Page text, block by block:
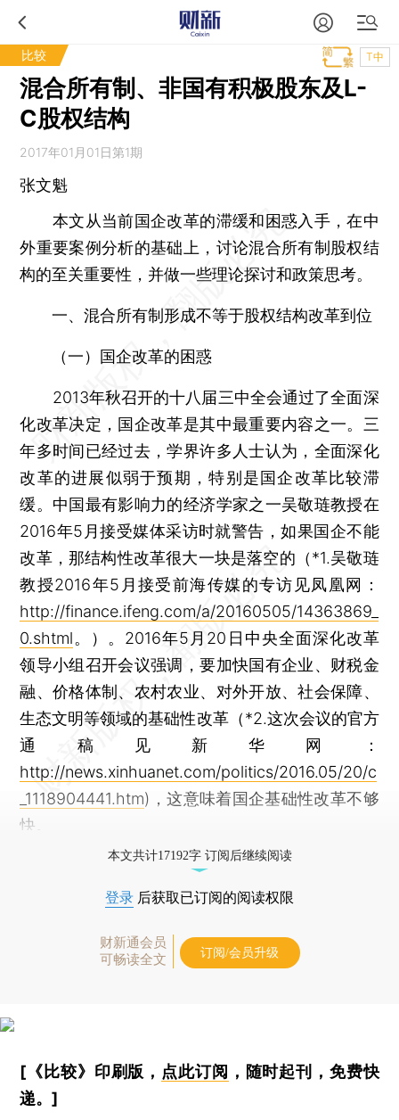
比较 T中
混合所有制、非国有积极股东及L-
C股权结构
2017年01月01日第1期
张文魁
本文从当前国企改革的滞缓和困惑入手，在中
外重要案例分析的基础上，讨论混合所有制股权结
构的至关重要性，并做一些理论探讨和政策思考。
一、混合所有制形成不等于股权结构改革到位
（一）国企改革的困惑
2013年秋召开的十八届三中全会通过了全面深
化改革决定，国企改革是其中最重要内容之一。三
年多时间已经过去，学界许多人士认为，全面深化
改革的进展似弱于预期，特别是国企改革比较滞
缓。中国最有影响力的经济学家之一吴敬琏教授在
2016年5月接受媒体采访时就警告，如果国企不能
改革，那结构性改革很大一块是落空的（*1.吴敬琏
教授2016年5月接受前海传媒的专访见凤凰网：
http://finance.ifeng.com/a/20160505/14363869_
0.shtml。）。2016年5月20日中央全面深化改革
领导小组召开会议强调，要加快国有企业、财税金
融、价格体制、农村农业、对外开放、社会保障、
生态文明等领域的基础性改革（*2.这次会议的官方
通稿见新华网：
http://news.xinhuanet.com/politics/2016.05/20/c
_1118904441.htm)，这意味着国企基础性改革不够
快。
本文共计17192字 订阅后继续阅读
登录 后获取已订阅的阅读权限
财新通会员
可畅读全文
订阅/会员升级
[《比较》印刷版， 点此订阅 ，随时起刊，免费快
递。]